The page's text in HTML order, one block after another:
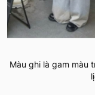
Màu ghi là gam màu